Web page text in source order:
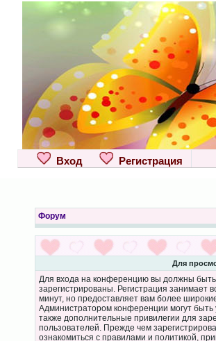
Вход Регистрация
Форум
Для
Для входа на конференцию вы должны быть
зарегистрированы. Регистрация занимает
минут, но предоставляет вам более
Администратором конференции могут быть
также дополнительные привилегии для
пользователей. Прежде чем
ознакомиться с правилами и политикой,